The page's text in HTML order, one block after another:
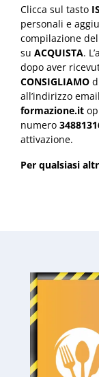
Clicca sul tasto
personali e
compilazione
su ACQUISTA.
dopo aver
CONSIGLIAMO
all’indirizzo
formazione.it
numero
attivazione.
Per qualsiasi